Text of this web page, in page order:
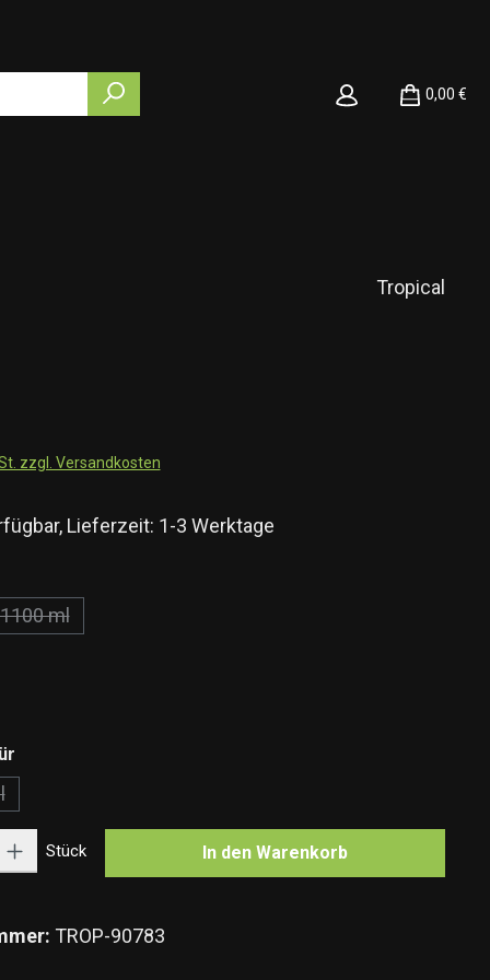
0,00 €
Tropical
zzgl. Versandkosten
Lieferzeit: 1-3 Werktage
1100 ml
(Diese Option ist zurzeit nicht verfügbar.)
auswählen
Option ist zurzeit nicht verfügbar.)
Stück In den Warenkorb
TROP-90783